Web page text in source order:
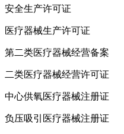
安全生产许可证
医疗器械生产许可证
第二类医疗器械经营备案
二类医疗器械经营许可证
中心供氧医疗器械注册证
负压吸引医疗器械注册证